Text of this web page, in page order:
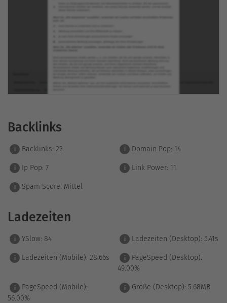
Backlinks
i Backlinks: 22 i Domain Pop: 14
i Ip Pop: 7 i Link Power: 11
i Spam Score: Mittel
Ladezeiten
i YSlow: 84 i Ladezeiten (Desktop): 5.41s
i Ladezeiten (Mobile): 28.66s i
PageSpeed (Desktop):
49.00%
i
PageSpeed (Mobile):
56.00%
i Größe (Desktop): 5.68MB